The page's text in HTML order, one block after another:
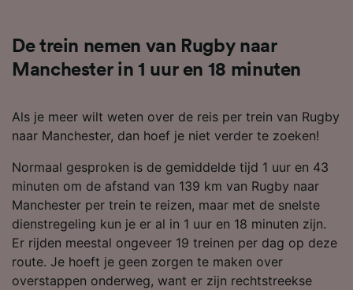
De trein nemen van Rugby naar
Manchester in 1 uur en 18 minuten
Als je meer wilt weten over de reis per trein van Rugby
naar Manchester, dan hoef je niet verder te zoeken!
Normaal gesproken is de gemiddelde tijd 1 uur en 43
minuten om de afstand van 139 km van Rugby naar
Manchester per trein te reizen, maar met de snelste
dienstregeling kun je er al in 1 uur en 18 minuten zijn.
Er rijden meestal ongeveer 19 treinen per dag op deze
route. Je hoeft je geen zorgen te maken over
overstappen onderweg, want er zijn rechtstreekse